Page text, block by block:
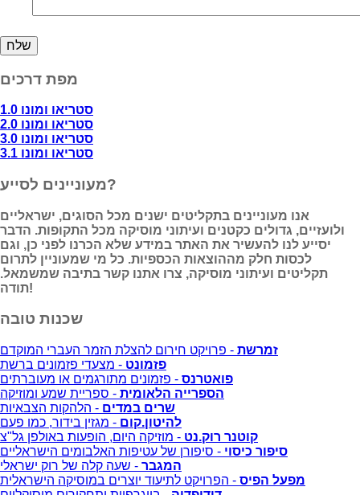
מפת דרכים
סטריאו ומונו 1.0
סטריאו ומונו 2.0
סטריאו ומונו 3.0
סטריאו ומונו 3.1
מעוניינים לסייע?
אנו מעוניינים בתקליטים ישנים מכל הסוגים, ישראליים
ולועזיים, גדולים כקטנים ועיתוני מוסיקה מכל התקופות. הדבר
יסייע לנו להעשיר את האתר במידע שלא הכרנו לפני כן, וגם
לכסות חלק מההוצאות הכספיות. כל מי שמעוניין לתרום
תקליטים ועיתוני מוסיקה, צרו אתנו קשר בתיבה שמשמאל.
תודה!
שכנות טובה
זמרשת - פרויקט חירום להצלת הזמר העברי המוקדם
פזמונט - מצעדי פזמונים ברשת
פואטרנס - פזמונים מתורגמים או מעוברתים
הספרייה הלאומית - ספריית שמע ומוזיקה
שרים במדים - הלהקות הצבאיות
להיטון.קום - מגזין בידור, כמו פעם
קוטנר רוק.נט - מוזיקה היום, הופעות באולפן גל"צ
סיפור כיסוי - סיפורן של עטיפות האלבומים הישראליים
המגבר - שעה קלה של רוק ישראלי
מפעל הפיס - הפרויקט לתיעוד יוצרים במוסיקה הישראלית